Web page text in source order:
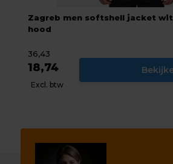
Zagreb men softshell jacket
hood
36,43
18,74
Excl. btw